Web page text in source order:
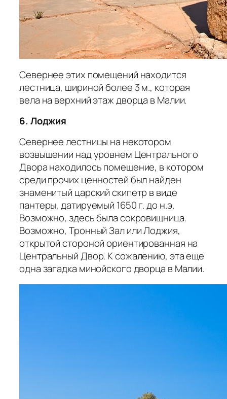
Севернее этих помещений находится
лестница, шириной более 3 м., которая
вела на верхний этаж дворца в Малии.
6. Лоджия
Севернее лестницы на некотором
возвышении над уровнем Центрального
Двора находилось помещение, в котором
среди прочих ценностей был найден
знаменитый царский скипетр в виде
пантеры, датируемый 1650 г. до н.э.
Возможно, здесь была сокровищница.
Возможно, Тронный Зал или Лоджия,
открытой стороной ориентированная на
Центральный Двор. К сожалению, эта еще
одна загадка минойского дворца в Малии.